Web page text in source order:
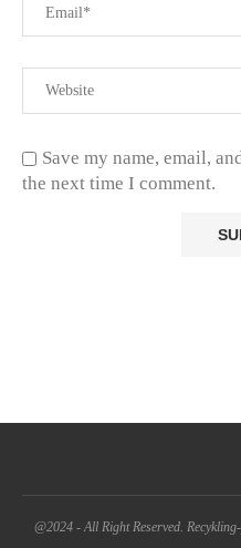
Save my name, email,
the next time I comment.
@2024 - All Right Reserved.